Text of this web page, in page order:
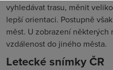
vyhledávat trasu, měnit
lepší orientaci. Postupně
měst. U zobrazení některých
vzdálenost do jiného města.
Letecké snímky ČR